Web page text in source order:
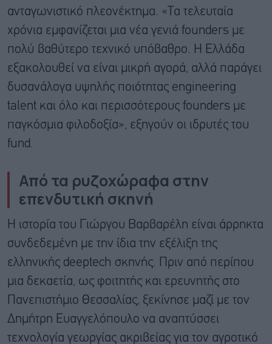
ανταγωνιστικό πλεονέκτημα. «Τα τελευταία
χρόνια εμφανίζεται μια νέα γενιά founders με
πολύ βαθύτερο τεχνικό υπόβαθρο. Η Ελλάδα
εξακολουθεί να είναι μικρή αγορά, αλλά παράγει
δυσανάλογα υψηλής ποιότητας engineering
talent και όλο και περισσότερους founders με
παγκόσμια φιλοδοξία», εξηγούν οι ιδρυτές του
fund.
Από τα ρυζοχώραφα στην
επενδυτική σκηνή
Η ιστορία του Γιώργου Βαρβαρέλη είναι άρρηκτα
συνδεδεμένη με την ίδια την εξέλιξη της
ελληνικής deeptech σκηνής. Πριν από περίπου
μια δεκαετία, ως φοιτητής και ερευνητής στο
Πανεπιστήμιο Θεσσαλίας, ξεκίνησε μαζί με τον
Δημήτρη Ευαγγελόπουλο να αναπτύσσει
τεχνολογία γεωργίας ακριβείας για τον αγροτικό